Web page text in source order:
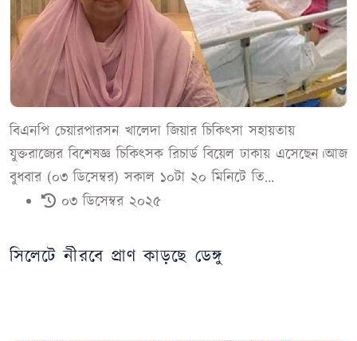
বিএনপি চেয়ারপারসন খালেদা জিয়ার চিকিৎসা সহায়তায়
যুক্তরাজ্যের বিশেষজ্ঞ চিকিৎসক রিচার্ড বিয়েল ঢাকায় এসেছেন।আজ
বুধবার (০৩ ডিসেম্বর) সকাল ১০টা ২০ মিনিটে তি...
০৩ ডিসেম্বর ২০২৫
সিলেটে নীরবে প্রাণ কাড়ছে ডেঙ্গু